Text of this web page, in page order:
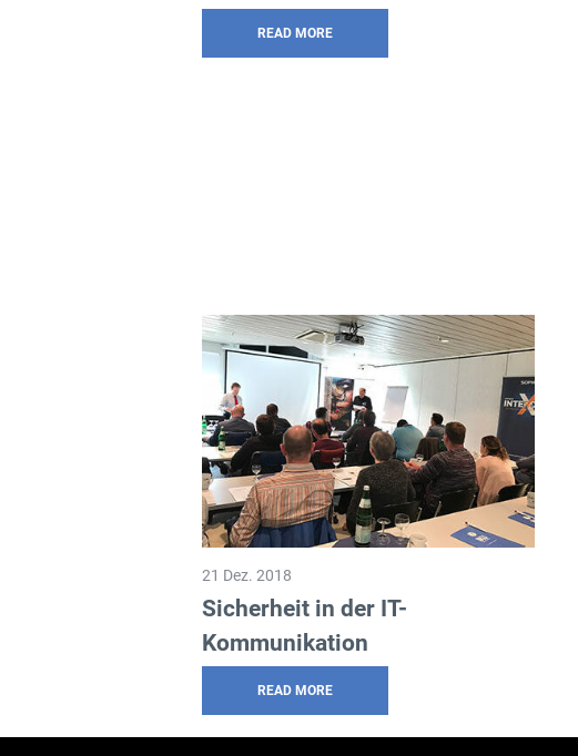
READ MORE
21 Dez. 2018
Sicherheit in der IT-
Kommunikation
READ MORE